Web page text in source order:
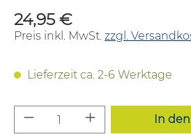
Regulärer Preis:
24,95 €
Preis inkl. MwSt. zzgl.
Lieferzeit ca. 2-6 Werktage
Produkt Anzahl: Gib
In